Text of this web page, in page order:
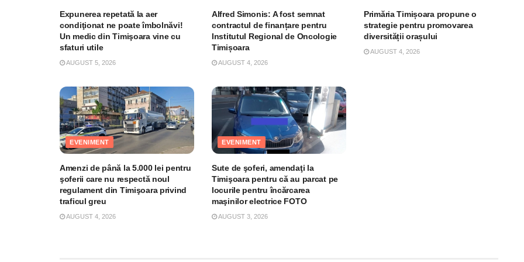
Expunerea repetată la aer
condiţionat ne poate îmbolnăvi!
Un medic din Timişoara vine cu
sfaturi utile
AUGUST 5, 2026
Alfred Simonis: A fost semnat
contractul de finanțare pentru
Institutul Regional de Oncologie
Timișoara
AUGUST 4, 2026
Primăria Timișoara propune o
strategie pentru promovarea
diversității orașului
AUGUST 4, 2026
EVENIMENT
Amenzi de până la 5.000 lei pentru
şoferii care nu respectă noul
regulament din Timişoara privind
traficul greu
AUGUST 4, 2026
EVENIMENT
Sute de şoferi, amendaţi la
Timişoara pentru că au parcat pe
locurile pentru încărcarea
maşinilor electrice FOTO
AUGUST 3, 2026